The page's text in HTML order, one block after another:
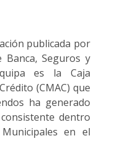
publicada por
Banca, Seguros y
es la Caja
(CMAC) que
ha generado
dentro
en el